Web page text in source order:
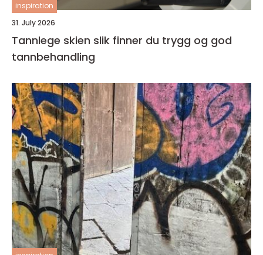
inspiration
31. July 2026
Tannlege skien slik finner du trygg og god
tannbehandling